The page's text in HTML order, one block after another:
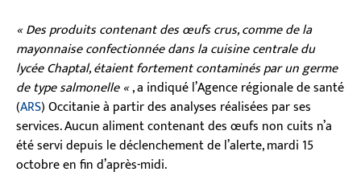
« Des produits contenant des œufs crus, comme de la
mayonnaise confectionnée dans la cuisine centrale du
lycée Chaptal, étaient fortement contaminés par un germe
de type salmonelle «, a indiqué l’Agence régionale de santé
(ARS) Occitanie à partir des analyses réalisées par ses
services. Aucun aliment contenant des œufs non cuits n’a
été servi depuis le déclenchement de l’alerte, mardi 15
octobre en fin d’après-midi.